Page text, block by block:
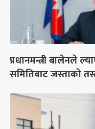
प्रधानमन्त्री बालेनले
समितिबाट जस्ताको